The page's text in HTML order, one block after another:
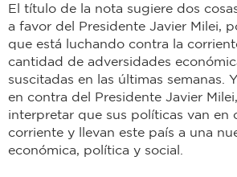
El título de la nota sugiere dos
a favor del Presidente Javier Milei,
que está luchando contra la
cantidad de adversidades
suscitadas en las últimas semanas.
en contra del Presidente Javier
interpretar que sus políticas van en
corriente y llevan este país a una
económica, política y social.